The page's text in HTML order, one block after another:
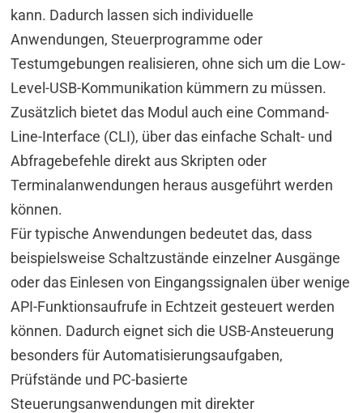
kann. Dadurch lassen sich individuelle
Anwendungen, Steuerprogramme oder
Testumgebungen realisieren, ohne sich um die Low-
Level-USB-Kommunikation kümmern zu müssen.
Zusätzlich bietet das Modul auch eine Command-
Line-Interface (CLI), über das einfache Schalt- und
Abfragebefehle direkt aus Skripten oder
Terminalanwendungen heraus ausgeführt werden
können.
Für typische Anwendungen bedeutet das, dass
beispielsweise Schaltzustände einzelner Ausgänge
oder das Einlesen von Eingangssignalen über wenige
API-Funktionsaufrufe in Echtzeit gesteuert werden
können. Dadurch eignet sich die USB-Ansteuerung
besonders für Automatisierungsaufgaben,
Prüfstände und PC-basierte
Steuerungsanwendungen mit direkter